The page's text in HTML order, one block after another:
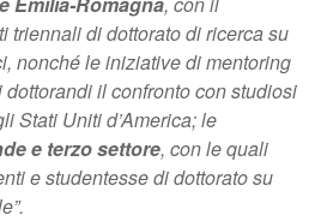
triennali di dottorato di ricerca su
nonché le iniziative di mentoring
il confronto con studiosi
Stati Uniti d’America; le
e terzo settore, con le quali
e studentesse di dottorato su